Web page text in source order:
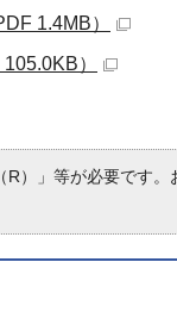
1.4MB）
）
）」等が必要です。